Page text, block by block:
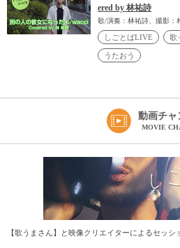
ered by 林祐詩
歌/演奏：林祐詩、撮影：
しごとばLIVE 歌
うたおう
動画チャ
MOVIE
【歌うまさん】と映像クリエイターによるセッ